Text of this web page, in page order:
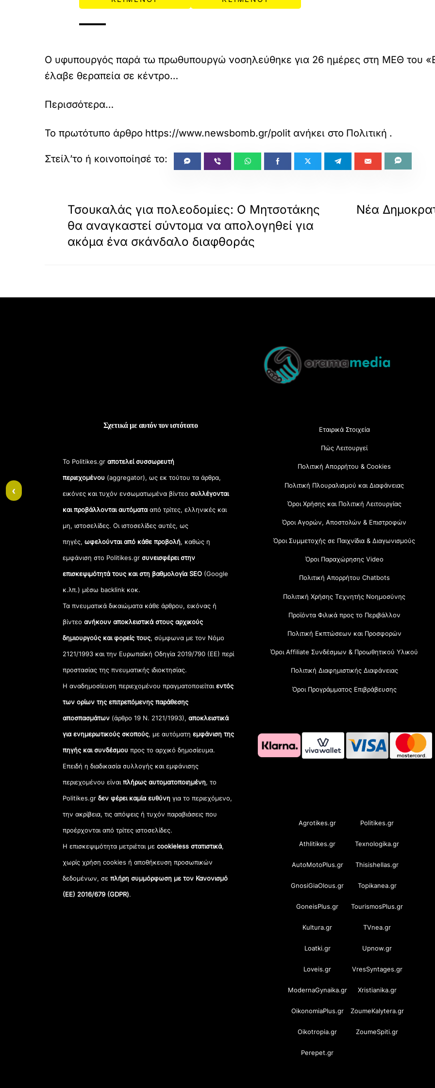
Ο υφυπουργός παρά τω πρωθυπουργώ νοσηλεύθηκε για 26 ημέρες στη ΜΕΘ του
έλαβε θεραπεία σε κέντρο…
Περισσότερα…
Το πρωτότυπο άρθρο https://www.newsbomb.gr/politikh/story/1742712/giorgos-
ανήκει στο Πολιτική .
Τσουκαλάς για πολεοδομίες: Ο Μητσοτάκης
θα αναγκαστεί σύντομα να απολογηθεί για
ακόμα ένα σκάνδαλο διαφθοράς
Νέα
Top
Σχετικά με αυτόν τον ιστότοπο
Το Politikes.grαποτελεί συσσωρευτή
περιεχομένου (aggregator), ως εκ τούτου τα άρθρα,
εικόνες και τυχόν ενσωματωμένα βίντεοσυλλέγονται
και προβάλλονται αυτόματααπό τρίτες, ελληνικές και
μη, ιστοσελίδες. Οι ιστοσελίδες αυτές, ως
πηγές,ωφελούνται από κάθε προβολή, καθώς η
εμφάνιση στο Politikes.gr συνεισφέρει στην
επισκεψιμότητά τους και στη βαθμολογία SEO (Google
κ.λπ.) μέσω backlink κοκ.
Τα πνευματικά δικαιώματα κάθε άρθρου, εικόνας ή
βίντεοανήκουν αποκλειστικά στους αρχικούς
δημιουργούς και φορείς τους, σύμφωνα με τον Νόμο
2121/1993 και την Ευρωπαϊκή Οδηγία 2019/790 (ΕΕ) περί
προστασίας της πνευματικής ιδιοκτησίας.
Η αναδημοσίευση περιεχομένου πραγματοποιείταιεντός
των ορίων της επιτρεπόμενης παράθεσης
αποσπασμάτων (άρθρο 19 Ν. 2121/1993), αποκλειστικά
για ενημερωτικούς σκοπούς, με αυτόματηεμφάνιση της
πηγής και συνδέσμου προς το αρχικό δημοσίευμα.
Επειδή η διαδικασία συλλογής και εμφάνισης
περιεχομένου είναιπλήρως αυτοματοποιημένη, το
Politikes.grδεν φέρει καμία ευθύνη για το περιεχόμενο,
την ακρίβεια, τις απόψεις ή τυχόν παραβιάσεις που
προέρχονται από τρίτες ιστοσελίδες.
Η επισκεψιμότητα μετριέται μεcookieless στατιστικά,
χωρίς χρήση cookies ή αποθήκευση προσωπικών
δεδομένων, σεπλήρη συμμόρφωση με τον Κανονισμό
(ΕΕ) 2016/679 (GDPR).
Εταιρικά Στοιχεία
Πώς Λειτουργεί
Πολιτική Απορρήτου & Cookies
Πολιτική Πλουραλισμού και Διαφάνειας
Όροι Χρήσης και Πολιτική Λειτουργίας
Όροι Αγορών, Αποστολών & Επιστροφών
Όροι Συμμετοχής σε Παιχνίδια & Διαγωνισμούς
Όροι Παραχώρησης Video
Πολιτική Απορρήτου Chatbots
Πολιτική Χρήσης Τεχνητής Νοημοσύνης
Προϊόντα Φιλικά προς το Περιβάλλον
Πολιτική Εκπτώσεων και Προσφορών
Όροι Affiliate Συνδέσμων & Προωθητικού Υλικού
Πολιτική Διαφημιστικής Διαφάνειας
Όροι Προγράμματος Επιβράβευσης
Agrotikes.gr Politikes.gr
Athlitikes.gr Texnologika.gr
AutoMotoPlus.gr Thisishellas.gr
GnosiGiaOlous.gr Topikanea.gr
GoneisPlus.gr TourismosPlus.gr
Kultura.gr TVnea.gr
Loatki.gr Upnow.gr
Loveis.gr VresSyntages.gr
ModernaGynaika.gr Xristianika.gr
OikonomiaPlus.gr ZoumeKalytera.gr
Oikotropia.gr ZoumeSpiti.gr
Perepet.gr
‹